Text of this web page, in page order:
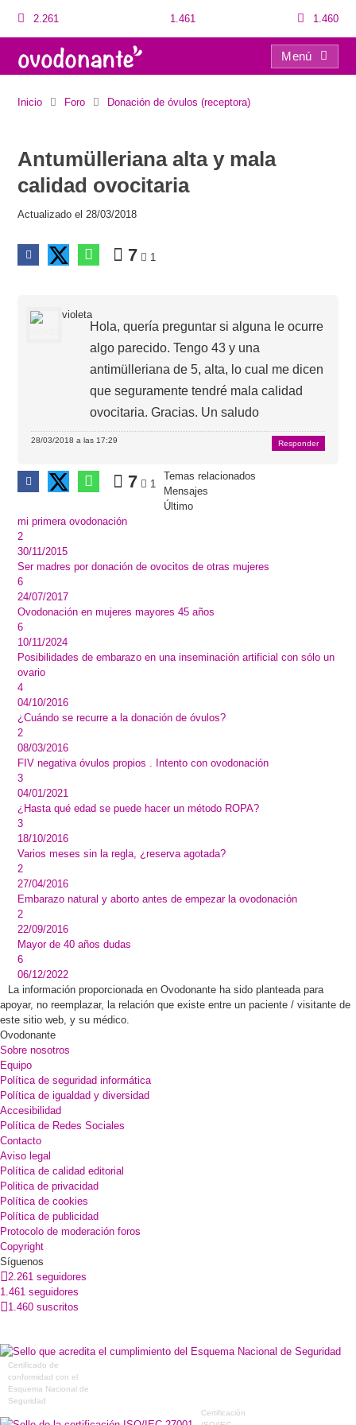
2.261 1.461 1.460
Menú
Inicio Foro Donación de óvulos (receptora)
Antumülleriana alta y mala
calidad ovocitaria
Actualizado el 28/03/2018
7 1
violeta
Hola, quería preguntar si alguna le ocurre
algo parecido. Tengo 43 y una
antimülleriana de 5, alta, lo cual me dicen
que seguramente tendré mala calidad
ovocitaria. Gracias. Un saludo
28/03/2018 a las 17:29 Responder
7 1
Temas relacionados
Mensajes
Último
mi primera ovodonación
2
30/11/2015
Ser madres por donación de ovocitos de otras mujeres
6
24/07/2017
Ovodonación en mujeres mayores 45 años
6
10/11/2024
Posibilidades de embarazo en una inseminación artificial con sólo un
ovario
4
04/10/2016
¿Cuándo se recurre a la donación de óvulos?
2
08/03/2016
FIV negativa óvulos propios . Intento con ovodonación
3
04/01/2021
¿Hasta qué edad se puede hacer un método ROPA?
3
18/10/2016
Varios meses sin la regla, ¿reserva agotada?
2
27/04/2016
Embarazo natural y aborto antes de empezar la ovodonación
2
22/09/2016
Mayor de 40 años dudas
6
06/12/2022
La información proporcionada en Ovodonante ha sido planteada para
apoyar, no reemplazar, la relación que existe entre un paciente / visitante de
este sitio web, y su médico.
Ovodonante
Sobre nosotros
Equipo
Política de seguridad informática
Política de igualdad y diversidad
Accesibilidad
Política de Redes Sociales
Contacto
Aviso legal
Política de calidad editorial
Politica de privacidad
Política de cookies
Política de publicidad
Protocolo de moderación foros
Copyright
Síguenos
2.261 seguidores
1.461 seguidores
1.460 suscritos
Certificado de
conformidad con el
Esquema Nacional de
Seguridad
Certificación